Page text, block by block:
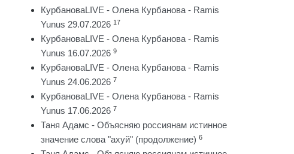
КурбановаLIVE - Олена Курбанова - Ramis
Yunus 29.07.2026 17
КурбановаLIVE - Олена Курбанова - Ramis
Yunus 16.07.2026 9
КурбановаLIVE - Олена Курбанова - Ramis
Yunus 24.06.2026 7
КурбановаLIVE - Олена Курбанова - Ramis
Yunus 17.06.2026 7
Таня Адамс - Объясняю россиянам истинное
значение слова "ахуй" (продолжение) 6